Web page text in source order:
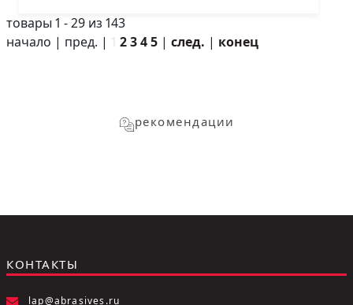
товары 1 - 29 из 143
начало | пред. | 1 2345 | след. | конец
рекомендации
КОНТАКТЫ
lap@abrasives.ru